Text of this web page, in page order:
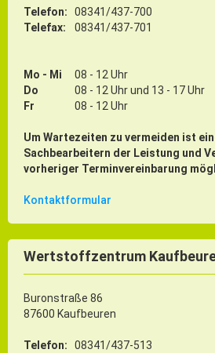
Telefon:
08341/437-700
Telefax:
08341/437-701
Mo - Mi
08 - 12 Uhr
Do
08 - 12 Uhr und 13 - 17 Uhr
Fr
08 - 12 Uhr
Um Wartezeiten zu vermeiden ist
Sachbearbeitern der Leistung und
vorheriger Terminvereinbarung
Kontaktformular
Wertstoffzentrum
Buronstraße 86
87600 Kaufbeuren
Telefon:
08341/437-513